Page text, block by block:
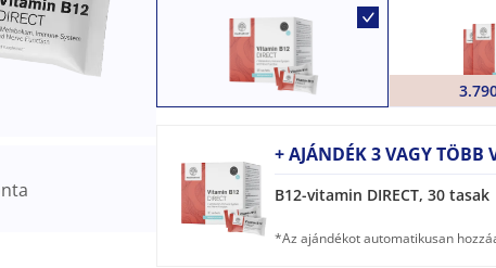
+ AJÁNDÉK 3 VAGY TÖBB
B12-vitamin DIRECT, 30 tasak
*Az ajándékot automatikusan